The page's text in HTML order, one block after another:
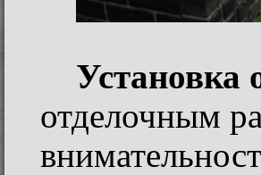
Установка
отделочным